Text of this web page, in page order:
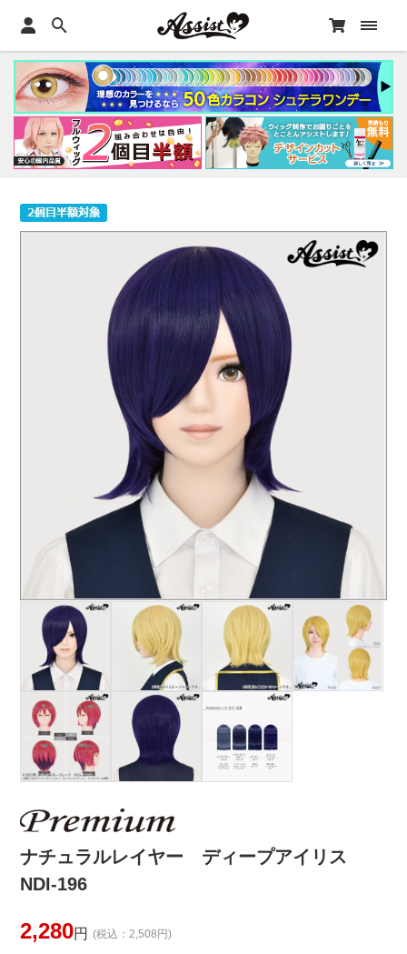
ナチュラルレイヤー ディープアイリス
NDI-196
2,280円 (税込：2,508円)